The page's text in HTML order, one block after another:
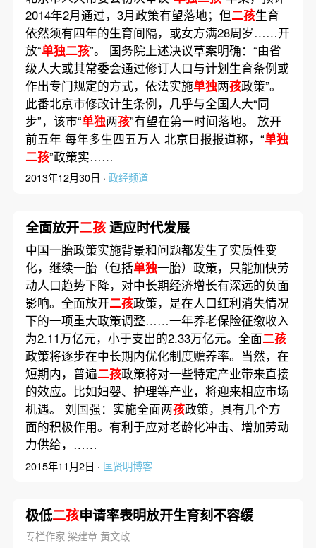
2014年2月通过，3月政策有望落地；但二孩生育
依然须有四年的生育间隔，或女方满28周岁……开
放“单独二孩”。 国务院上述决议草案明确：“由省
级人大或其常委会通过修订人口与计划生育条例或
作出专门规定的方式，依法实施单独两孩政策”。
此番北京市修改计生条例，几乎与全国人大“同
步”，该市“单独两孩”有望在第一时间落地。 放开
前五年 每年多生四五万人 北京日报报道称，“单独
二孩”政策实……
2013年12月30日 · 政经频道
全面放开二孩适应时代发展
中国一胎政策实施背景和问题都发生了实质性变
化，继续一胎（包括单独一胎）政策，只能加快劳
动人口趋势下降，对中长期经济增长有深远的负面
影响。全面放开二孩政策，是在人口红利消失情况
下的一项重大政策调整……一年养老保险征缴收入
为2.11万亿元，小于支出的2.33万亿元。全面二孩
政策将逐步在中长期内优化制度赡养率。当然，在
短期内，普遍二孩政策将对一些特定产业带来直接
的效应。比如妇婴、护理等产业，将迎来相应市场
机遇。 刘国强：实施全面两孩政策，具有几个方
面的积极作用。有利于应对老龄化冲击、增加劳动
力供给，……
2015年11月2日 · 匡贤明博客
极低二孩申请率表明放开生育刻不容缓
专栏作家 梁建章 黄文政